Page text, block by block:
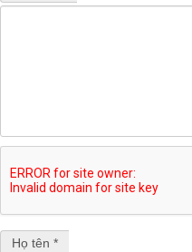
Họ tên *